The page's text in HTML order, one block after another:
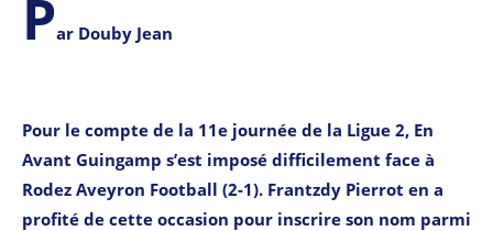
Par Douby Jean
Pour le compte de la 11e journée de la Ligue 2, En
Avant Guingamp s’est imposé difficilement face à
Rodez Aveyron Football (2-1). Frantzdy Pierrot en a
profité de cette occasion pour inscrire son nom parmi